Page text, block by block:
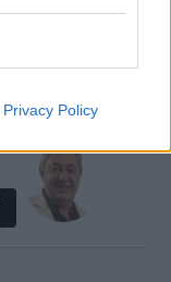
Privacy Policy